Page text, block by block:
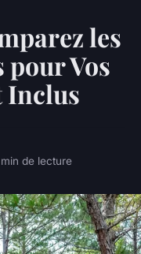
les
Vos
Inclus
de lecture